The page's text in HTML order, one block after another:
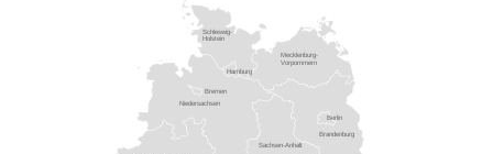
Brandenburg
Mecklenburg-
Vorpommern
Niedersachsen
Sachsen-Anhalt
Schleswig-
Holstein
Berlin
Bremen
Hamburg